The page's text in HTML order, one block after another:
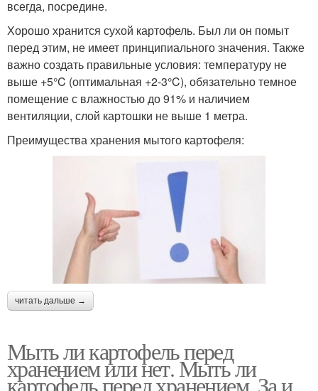
всегда, посредине.
Хорошо хранится сухой картофель. Был ли он помыт
перед этим, не имеет принципиального значения. Также
важно создать правильные условия: температуру не
выше +5°C (оптимальная +2-3°C), обязательно темное
помещение с влажностью до 91% и наличием
вентиляции, слой картошки не выше 1 метра.
Преимущества хранения мытого картофеля:
читать дальше →
Мыть ли картофель перед
хранением или нет. Мыть ли